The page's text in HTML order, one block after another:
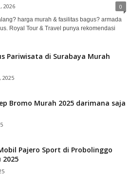
2026 0
harga murah & fasilitas bagus? armada
Royal Tour & Travel punya rekomendasi
Pariwisata di Surabaya Murah
2025
Bromo Murah 2025 darimana saja
Pajero Sport di Probolinggo
2025